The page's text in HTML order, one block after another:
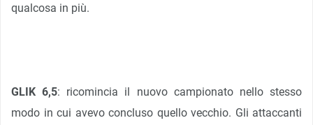
qualcosa in più.
GLIK 6,5: ricomincia il nuovo campionato nello stesso
modo in cui avevo concluso quello vecchio. Gli attaccanti